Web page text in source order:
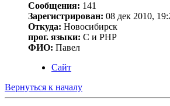
Сообщения: 141
Зарегистрирован: 08 дек 2010,
Откуда: Новосибирск
прог. языки: C и PHP
ФИО: Павел
Сайт
Вернуться к началу